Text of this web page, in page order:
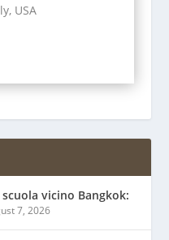
, USA
vicino Bangkok:
7, 2026